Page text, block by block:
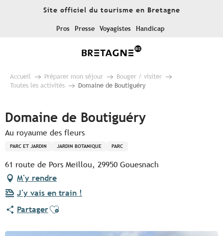
Site officiel du tourisme en Bretagne
Pros Presse Voyagistes Handicap
Accueil Préparer mon séjour
Bouger / visiter
Toutes les activités
Domaine de Boutiguéry
Domaine de Boutiguéry
Au royaume des fleurs
PARC ET JARDIN JARDIN BOTANIQUE PARC
61 route de Pors Meillou, 29950 Gouesnach
M'y rendre
J'y vais en train !
PartagerAjouter aux favoris